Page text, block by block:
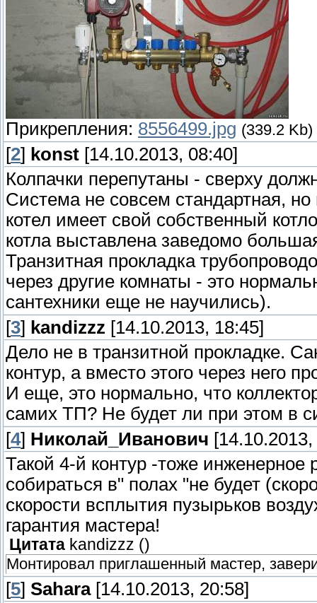
Прикрепления: 8556499.jpg (339.2 Kb)
[2] konst [14.10.2013, 08:40]
Колпачки перепутаны - сверху
Система не совсем стандартная,
котел имеет свой собственный
котла выставлена заведомо
Транзитная прокладка
через другие комнаты - это
сантехники еще не научились).
[3] kandizzz [14.10.2013, 18:45]
Дело не в транзитной прокладке.
контур, а вместо этого через него
И еще, это нормально, что
самих ТП? Не будет ли при этом в
[4] Николай_Иванович
Такой 4-й контур -тоже
собираться в" полах "не будет
скорости всплытия пузырьков
гарантия мастера!
Цитата kandizzz ()
Монтировал приглашенный мастер,
[5] Sahara[14.10.2013, 20:58]